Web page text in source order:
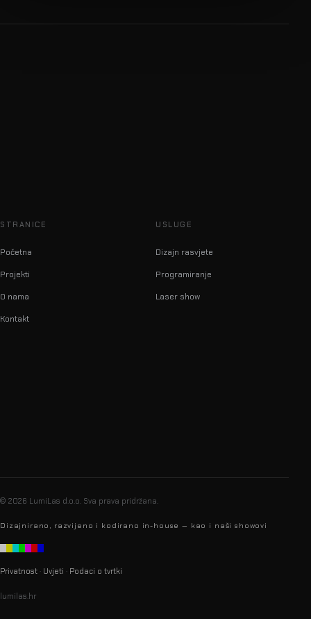
STRANICE
Početna
Projekti
O nama
Kontakt
USLUGE
Dizajn rasvjete
Programiranje
Laser show
© 2026 LumiLas d.o.o. Sva prava pridržana.
Dizajnirano, razvijeno i kodirano in-house — kao i naši showovi
Privatnost · Uvjeti · Podaci o tvrtki
lumilas.hr